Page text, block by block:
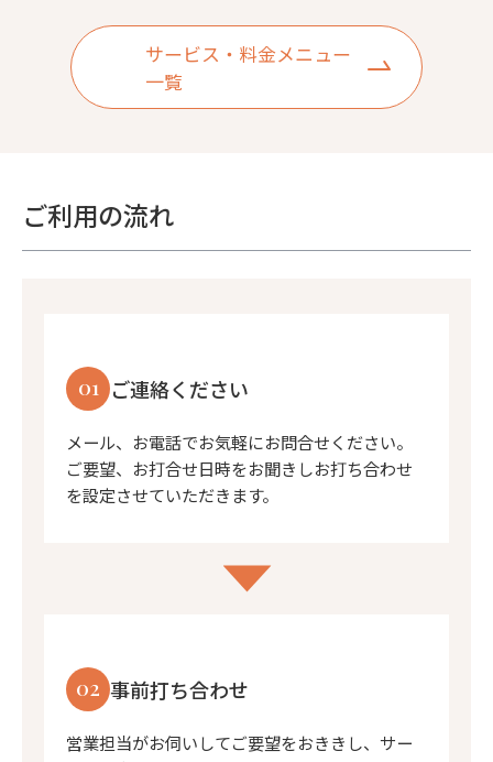
サービス・料金メニュー
一覧
ご利用の流れ
01 ご連絡ください
メール、お電話でお気軽にお問合せください。
ご要望、お打合せ日時をお聞きしお打ち合わせ
を設定させていただきます。
02 事前打ち合わせ
営業担当がお伺いしてご要望をおききし、サー